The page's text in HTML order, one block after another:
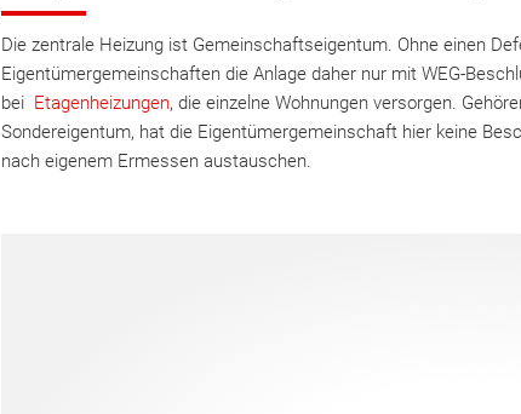
Die zentrale Heizung ist Gemeinschaftseigentum. Ohne einen
Eigentümergemeinschaften die Anlage daher nur mit WEG-
bei Etagenheizungen, die einzelne Wohnungen versorgen.
Sondereigentum, hat die Eigentümergemeinschaft hier keine
nach eigenem Ermessen austauschen.